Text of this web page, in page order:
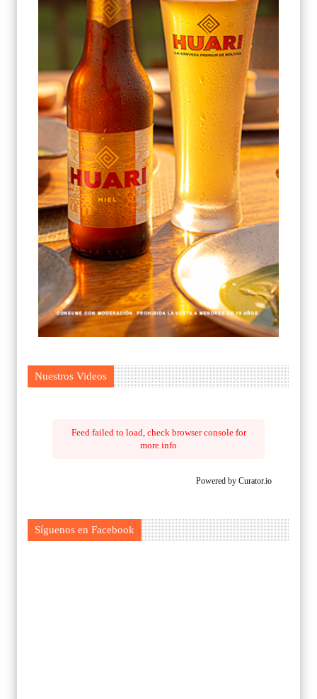
Nuestros Videos
Feed failed to load, check browser console for
more info
Powered by Curator.io
Síguenos en Facebook